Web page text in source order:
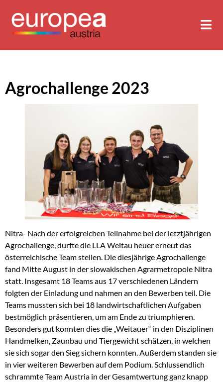
Agrochallenge 2023
Nitra- Nach der erfolgreichen Teilnahme bei der letztjährigen
Agrochallenge, durfte die LLA Weitau heuer erneut das
österreichische Team stellen. Die diesjährige Agrochallenge
fand Mitte August in der slowakischen Agrarmetropole Nitra
statt. Insgesamt 18 Teams aus 17 verschiedenen Ländern
folgten der Einladung und nahmen an den Bewerben teil. Die
Teams mussten sich bei 18 landwirtschaftlichen Aufgaben
bestmöglich präsentieren, um am Ende zu triumphieren.
Besonders gut konnten dies die „Weitauer“ in den Disziplinen
Handmelken, Zaunbau und Tiergewicht schätzen, in welchen
sie sich sogar den Sieg sichern konnten. Außerdem standen sie
in vier weiteren Bewerben auf dem Podium. Schlussendlich
schrammte Team Austria in der Gesamtwertung ganz knapp